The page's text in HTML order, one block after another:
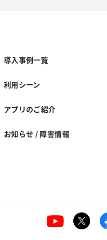
導入事例一覧
利用シーン
アプリのご紹介
お知らせ / 障害情報